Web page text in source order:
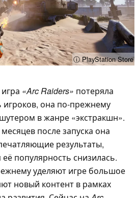
ⓘ PlayStation Store
«Arc Raiders» потеряла
игроков, она по-прежнему
в жанре «экстракшн».
после запуска она
результаты,
популярность снизилась.
уделяют игре большое
новый контент в рамках